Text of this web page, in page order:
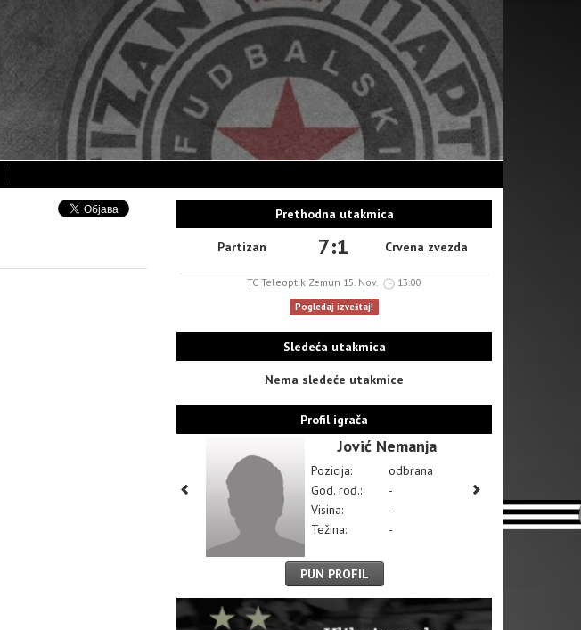
Prethodna utakmica
Partizan 7:1 Crvena zvezda
TC Teleoptik Zemun 15. Nov. 13:00
Pogledaj izveštaj!
Sledeća utakmica
Nema sledeće utakmice
Profil igrača
Jović Nemanja
Pozicija:
odbrana
God. rođ.:
-
Visina:
-
Težina:
-
PUN PROFIL